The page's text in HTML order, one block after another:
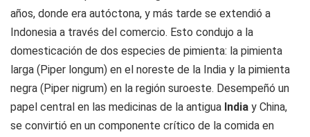
años, donde era autóctona, y más tarde se extendió a
Indonesia a través del comercio. Esto condujo a la
domesticación de dos especies de pimienta: la pimienta
larga (Piper longum) en el noreste de la India y la pimienta
negra (Piper nigrum) en la región suroeste. Desempeñó un
papel central en las medicinas de la antigua India y China,
se convirtió en un componente crítico de la comida en